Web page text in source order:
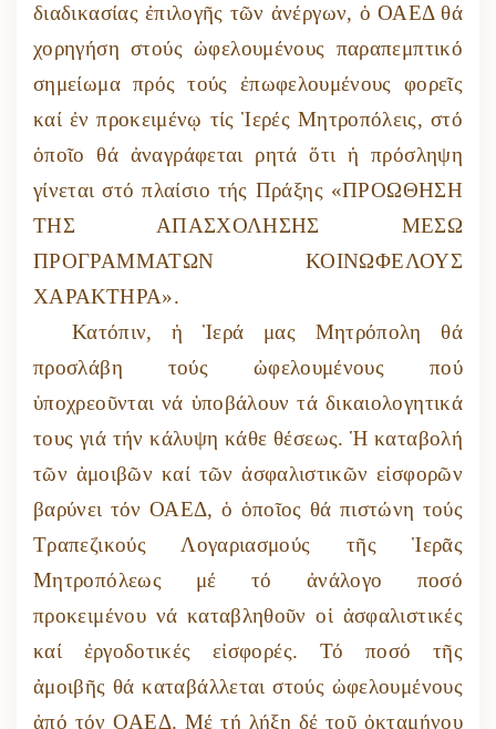
διαδικασίας ἐπιλογῆς τῶν ἀνέργων, ὁ ΟΑΕΔ θά
χορηγήση στούς ὠφελουμένους παραπεμπτικό
σημείωμα πρός τούς ἐπωφελουμένους φορεῖς
καί ἐν προκειμένῳ τίς Ἱερές Μητροπόλεις, στό
ὁποῖο θά ἀναγράφεται ρητά ὅτι ἡ πρόσληψη
γίνεται στό πλαίσιο τής Πράξης «ΠΡΟΩΘΗΣΗ
ΤΗΣ ΑΠΑΣΧΟΛΗΣΗΣ ΜΕΣΩ
ΠΡΟΓΡΑΜΜΑΤΩΝ ΚΟΙΝΩΦΕΛΟΥΣ
ΧΑΡΑΚΤΗΡΑ».
Κατόπιν, ἡ Ἱερά μας Μητρόπολη θά
προσλάβη τούς ὠφελουμένους πού
ὑποχρεοῦνται νά ὑποβάλουν τά δικαιολογητικά
τους γιά τήν κάλυψη κάθε θέσεως. Ἡ καταβολή
τῶν ἀμοιβῶν καί τῶν ἀσφαλιστικῶν εἰσφορῶν
βαρύνει τόν ΟΑΕΔ, ὁ ὁποῖος θά πιστώνη τούς
Τραπεζικούς Λογαριασμούς τῆς Ἱερᾶς
Μητροπόλεως μέ τό ἀνάλογο ποσό
προκειμένου νά καταβληθοῦν οἱ ἀσφαλιστικές
καί ἐργοδοτικές εἰσφορές. Τό ποσό τῆς
ἀμοιβῆς θά καταβάλλεται στούς ὠφελουμένους
ἀπό τόν ΟΑΕΔ. Μέ τή λήξη δέ τοῦ ὀκταμήνου